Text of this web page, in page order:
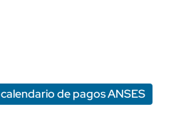
calendario de pagos ANSES